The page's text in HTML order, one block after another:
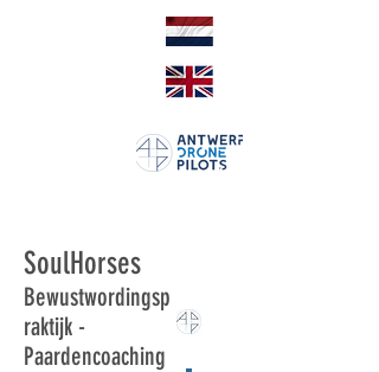
SoulHorses
Bewustwordingsp
raktijk -
Paardencoaching